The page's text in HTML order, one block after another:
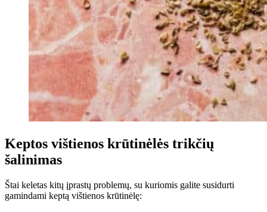
Keptos vištienos krūtinėlės trikčių
šalinimas
Štai keletas kitų įprastų problemų, su kuriomis galite susidurti
gamindami keptą vištienos krūtinėlę: